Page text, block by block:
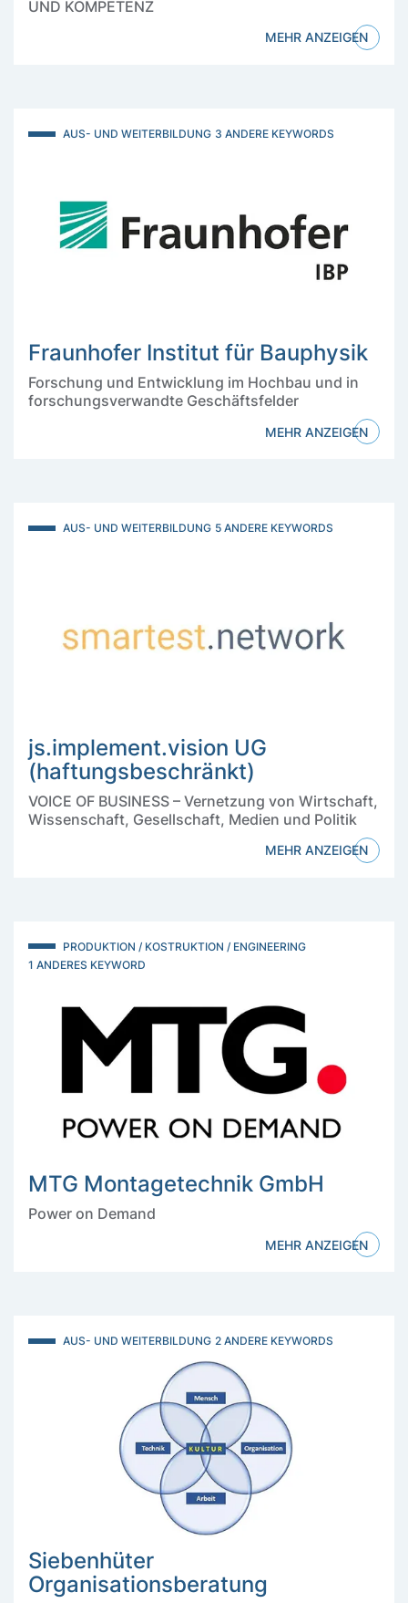
UND KOMPETENZ
MEHR ANZEIGEN
AUS- UND WEITERBILDUNG 3 ANDERE KEYWORDS
Fraunhofer Institut für Bauphysik
Forschung und Entwicklung im Hochbau und in
forschungsverwandte Geschäftsfelder
MEHR ANZEIGEN
AUS- UND WEITERBILDUNG 5 ANDERE KEYWORDS
js.implement.vision UG
(haftungsbeschränkt)
VOICE OF BUSINESS – Vernetzung von Wirtschaft,
Wissenschaft, Gesellschaft, Medien und Politik
MEHR ANZEIGEN
PRODUKTION / KOSTRUKTION / ENGINEERING
1 ANDERES KEYWORD
MTG Montagetechnik GmbH
Power on Demand
MEHR ANZEIGEN
AUS- UND WEITERBILDUNG 2 ANDERE KEYWORDS
Siebenhüter
Organisationsberatung